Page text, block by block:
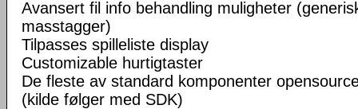
Avansert fil info behandling muligheter
masstagger)
Tilpasses spilleliste display
Customizable hurtigtaster
De fleste av standard komponenter
(kilde følger med SDK)